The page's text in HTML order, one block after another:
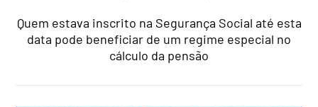
Quem estava inscrito na Segurança Social até esta
data pode beneficiar de um regime especial no
cálculo da pensão